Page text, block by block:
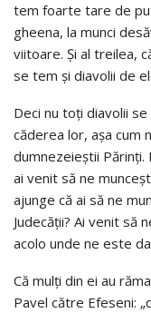
tem foarte tare de
gheena, la munci
viitoare. Şi al treilea,
se tem şi diavolii de
Deci nu toţi diavolii
căderea lor, aşa cum
dumnezeieştii Părinţi.
ai venit să ne
ajunge că ai să ne
Judecăţii? Ai venit să
acolo unde ne este
Că mulţi din ei au
Pavel către Efeseni: